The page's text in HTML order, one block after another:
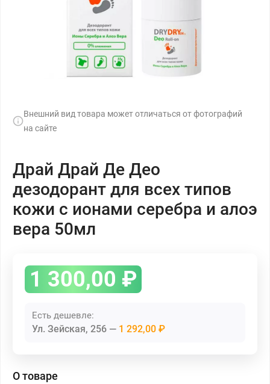
Внешний вид товара может отличаться от фотографий
на сайте
Драй Драй Де Део
дезодорант для всех типов
кожи с ионами серебра и алоэ
вера 50мл
1 300,00 ₽
Есть дешевле:
Ул. Зейская, 256 1 292,00 ₽
О товаре